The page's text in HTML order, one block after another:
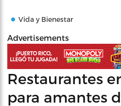
Vida y Bienestar
Advertisements
Restaurantes
para amantes